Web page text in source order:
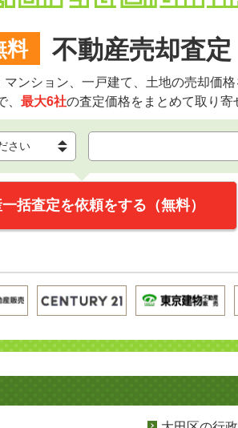
料 不動産売却査定
ンション、一戸建て、土地の売却価格
最大6社の査定価格をまとめて取り寄
括査定を依頼をする（無料）